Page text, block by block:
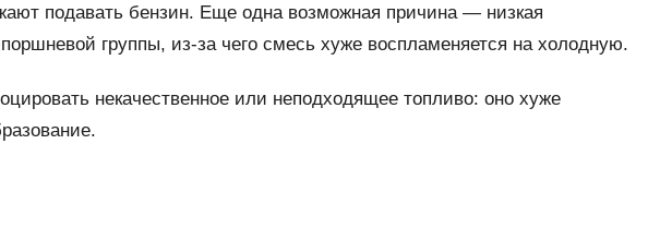
подавать бензин. Еще одна возможная причина — низкая
группы, из-за чего смесь хуже воспламеняется на холодную.
некачественное или неподходящее топливо: оно хуже